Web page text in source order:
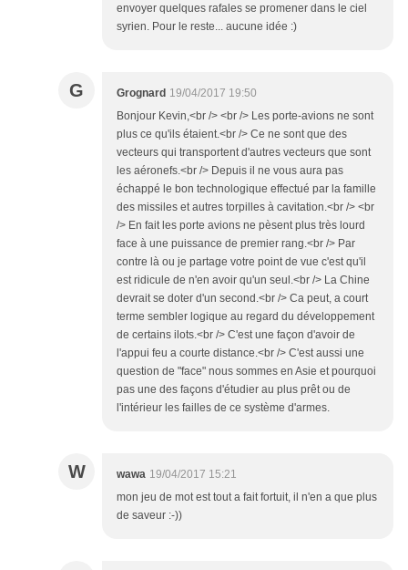
envoyer quelques rafales se promener dans le ciel
syrien. Pour le reste... aucune idée :)
G Grognard 19/04/2017 19:50
Bonjour Kevin,<br /> <br /> Les porte-avions ne sont
plus ce qu'ils étaient.<br /> Ce ne sont que des
vecteurs qui transportent d'autres vecteurs que sont
les aéronefs.<br /> Depuis il ne vous aura pas
échappé le bon technologique effectué par la famille
des missiles et autres torpilles à cavitation.<br /> <br
/> En fait les porte avions ne pèsent plus très lourd
face à une puissance de premier rang.<br /> Par
contre là ou je partage votre point de vue c'est qu'il
est ridicule de n'en avoir qu'un seul.<br /> La Chine
devrait se doter d'un second.<br /> Ca peut, a court
terme sembler logique au regard du développement
de certains ilots.<br /> C'est une façon d'avoir de
l'appui feu a courte distance.<br /> C'est aussi une
question de "face" nous sommes en Asie et pourquoi
pas une des façons d'étudier au plus prêt ou de
l'intérieur les failles de ce système d'armes.
W wawa 19/04/2017 15:21
mon jeu de mot est tout a fait fortuit, il n'en a que plus
de saveur :-))